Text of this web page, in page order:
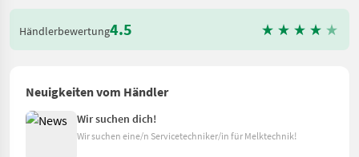
Händlerbewertung4.5
Neuigkeiten vom Händler
Wir suchen dich!
Wir suchen eine/n Servicetechniker/in für Melktechnik!